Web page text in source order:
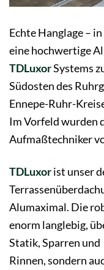
Echte Hanglage –
eine hochwertige
TDLuxorSystems
Südosten des
Ennepe-Ruhr-
Im Vorfeld wurden
Aufmaßtechniker
TDLuxorist unser
Alumaximal. Die
enorm langlebig,
Statik, Sparren und
Rinnen, sondern